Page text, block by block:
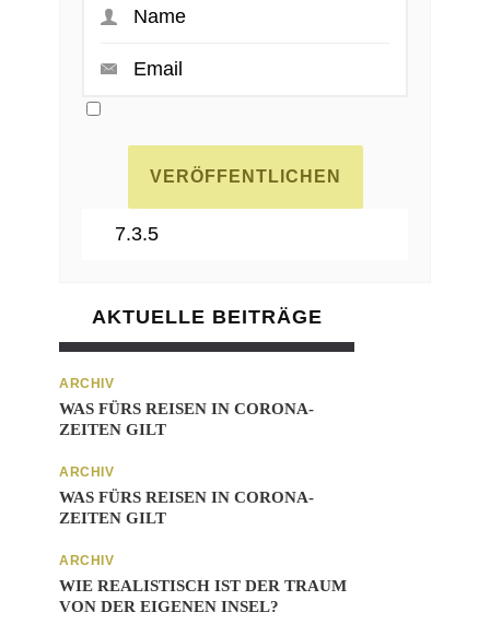
AKTUELLE BEITRÄGE
ARCHIV
WAS FÜRS REISEN IN CORONA-
ZEITEN GILT
ARCHIV
WAS FÜRS REISEN IN CORONA-
ZEITEN GILT
ARCHIV
WIE REALISTISCH IST DER TRAUM
VON DER EIGENEN INSEL?